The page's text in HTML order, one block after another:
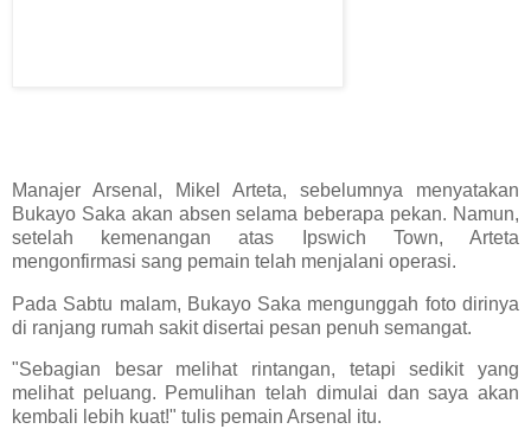
Manajer Arsenal, Mikel Arteta, sebelumnya menyatakan
Bukayo Saka akan absen selama beberapa pekan. Namun,
setelah kemenangan atas Ipswich Town, Arteta
mengonfirmasi sang pemain telah menjalani operasi.
Pada Sabtu malam, Bukayo Saka mengunggah foto dirinya
di ranjang rumah sakit disertai pesan penuh semangat.
"Sebagian besar melihat rintangan, tetapi sedikit yang
melihat peluang. Pemulihan telah dimulai dan saya akan
kembali lebih kuat!" tulis pemain Arsenal itu.